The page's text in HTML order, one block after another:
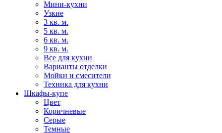
Мини-кухни
Узкие
3 кв. м.
5 кв. м.
6 кв. м.
9 кв. м.
Все для кухни
Варианты отделки
Мойки и смесители
Техника для кухни
Шкафы-купе
Цвет
Коричневые
Серые
Темные